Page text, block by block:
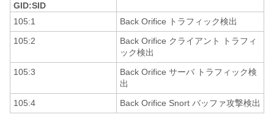
GID:SID
105:1
Back Orifice トラフィック検出
105:2
Back Orifice クライアント トラフィ
ック検出
105:3
Back Orifice サーバ トラフィック検
出
105:4
Back Orifice Snort バッファ攻撃検出